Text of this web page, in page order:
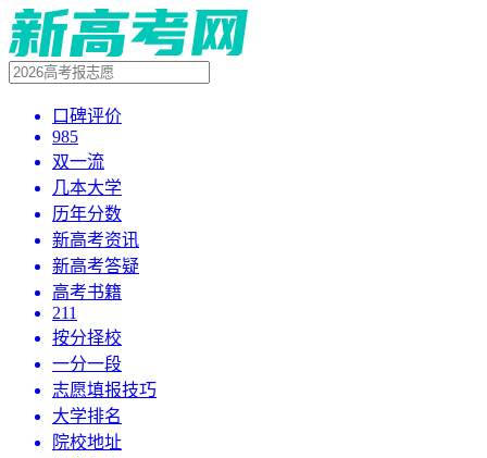
口碑评价
985
双一流
几本大学
历年分数
新高考资讯
新高考答疑
高考书籍
211
按分择校
一分一段
志愿填报技巧
大学排名
院校地址